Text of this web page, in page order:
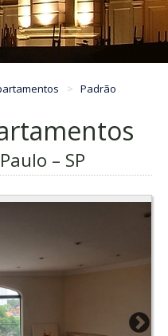
Padrão
– SP